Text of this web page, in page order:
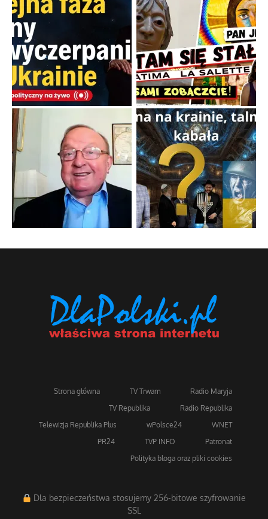
Strona główna TV Trwam
Radio Maryja
TV Republika
Radio Republika
Telewizja Republika Plus
wPolsce24
WNET
PR24
TVP INFO
Patronat
Polityka bloga oraz pliki cookies
Dla bezpieczeństwa stosujemy 256-bitowe szyfrowanie
SSL